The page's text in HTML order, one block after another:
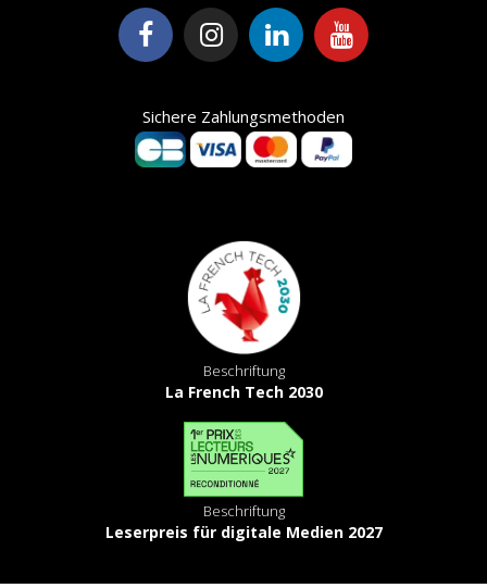
Sichere Zahlungsmethoden
Beschriftung
La French Tech 2030
Beschriftung
Leserpreis für digitale Medien 2027